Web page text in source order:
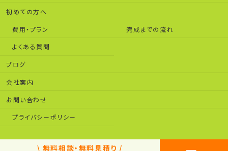
\ 無料相談・無料見積り /
初めての方へ
費用・プラン 完成までの流れ
よくある質問
ブログ
会社案内
お問い合わせ
プライバシーポリシー